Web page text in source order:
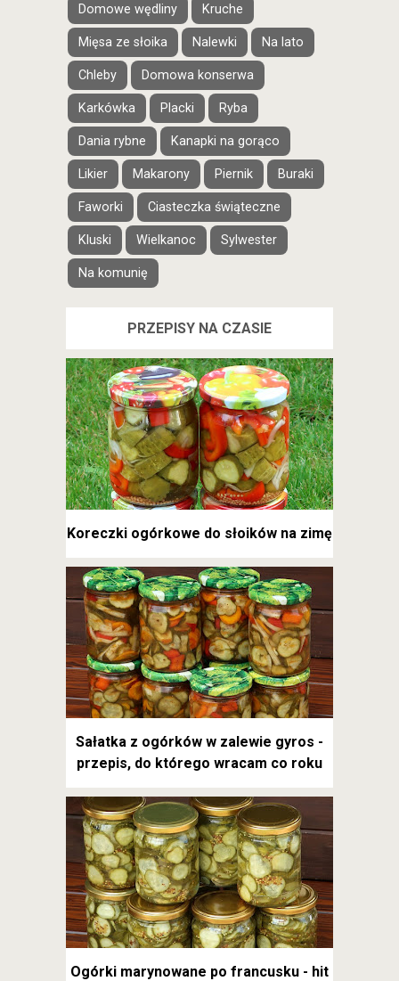
Domowe wędliny Kruche
Mięsa ze słoika Nalewki Na lato
Chleby Domowa konserwa
Karkówka Placki Ryba
Dania rybne Kanapki na gorąco
Likier Makarony Piernik Buraki
Faworki Ciasteczka świąteczne
Kluski Wielkanoc Sylwester
Na komunię
PRZEPISY NA CZASIE
Koreczki ogórkowe do słoików na zimę
Sałatka z ogórków w zalewie gyros -
przepis, do którego wracam co roku
Ogórki marynowane po francusku - hit